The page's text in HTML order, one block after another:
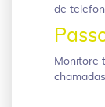
de
Monitore